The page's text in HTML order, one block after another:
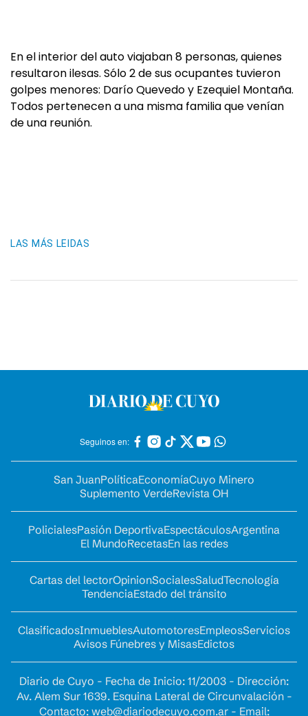
En el interior del auto viajaban 8 personas, quienes
resultaron ilesas. Sólo 2 de sus ocupantes tuvieron
golpes menores: Darío Quevedo y Ezequiel Montaña.
Todos pertenecen a una misma familia que venían
de una reunión.
LAS MÁS LEIDAS
Seguinos en:
San JuanPolíticaEconomíaCuyo Minero
Suplemento VerdeRevista OH
PolicialesPasión DeportivaEspectáculosArgentina
El MundoRecetasEn las redes
Cartas del lectorOpinionSocialesSaludTecnología
TendenciaEstado del tránsito
ClasificadosInmueblesAutomotoresEmpleosServicios
Avisos Fúnebres y MisasEdictos
Diario de Cuyo - Fecha de Inicio: 11/2003 - Dirección:
Av. Alem Sur 1639. Esquina Lateral de Circunvalación -
Contacto: web@diariodecuyo.com.ar- Email: